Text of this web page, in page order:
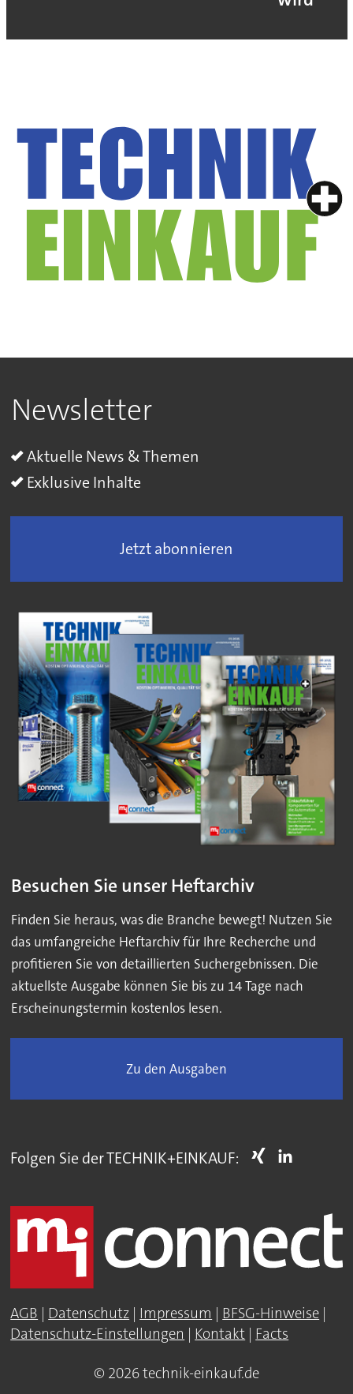
Newsletter
Aktuelle News & Themen
Exklusive Inhalte
Jetzt abonnieren
Besuchen Sie unser Heftarchiv
Finden Sie heraus, was die Branche bewegt! Nutzen Sie
das umfangreiche Heftarchiv für Ihre Recherche und
profitieren Sie von detaillierten Suchergebnissen. Die
aktuellste Ausgabe können Sie bis zu 14 Tage nach
Erscheinungstermin kostenlos lesen.
Zu den Ausgaben
Folgen Sie der TECHNIK+EINKAUF:
AGB | Datenschutz | Impressum | BFSG-Hinweise |
Datenschutz-Einstellungen | Kontakt | Facts
© 2026 technik-einkauf.de